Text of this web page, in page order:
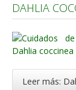
Plantas
Plantas
Consejos
Hemisferio
DAHLIA
Leer más: